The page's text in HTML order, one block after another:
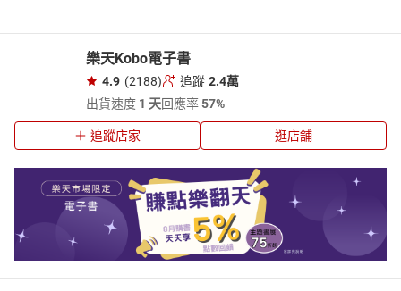
樂天Kobo電子書
4.9 (2188) 追蹤 2.4萬
出貨速度 1 天回應率57%
追蹤店家 逛店舖